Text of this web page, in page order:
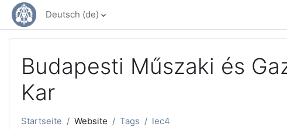
Zum Hauptinhalt
Deutsch ‎(de)‎
Budapesti Műszaki és
Kar
Startseite Website Tags lec4